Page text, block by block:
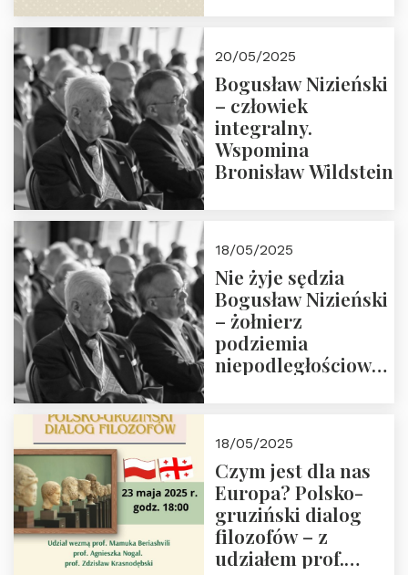
20/05/2025
Bogusław Nizieński
– człowiek
integralny.
Wspomina
Bronisław Wildstein
18/05/2025
Nie żyje sędzia
Bogusław Nizieński
– żołnierz
podziemia
niepodległościowego
społeczny, członek
Kapituły Nagrody
im. Prezydenta
Lecha
Kaczyńskiego.
Wielki autorytet.
18/05/2025
Czym jest dla nas
Europa? Polsko-
gruziński dialog
filozofów – z
udziałem prof.